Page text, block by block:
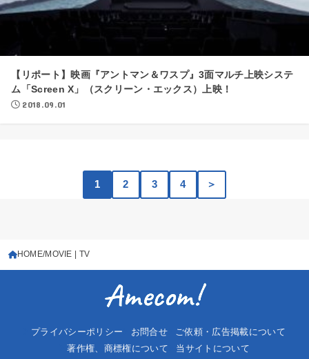
【リポート】映画『アントマン＆ワスプ』3面マルチ上映システ
ム「Screen X」（スクリーン・エックス）上映！
2018.09.01
1 2 3 4 ＞
HOME MOVIE | TV
プライバシーポリシー お問合せ
ご依頼・広告掲載について
著作権、商標権について
当サイトについて